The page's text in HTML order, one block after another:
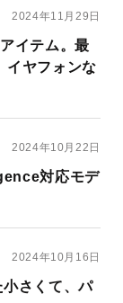
2024年11月29日
イテム。最
ヤフォンな
2024年10月22日
対応モデ
2024年10月16日
さくて、パ